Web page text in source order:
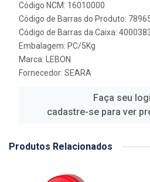
Código NCM: 16010000
Código de Barras do Produto:
Código de Barras da Caixa:
Embalagem: PC/5Kg
Marca:
LEBON
Fornecedor: SEARA
Faça seu
cadastre-se para ver
Produtos Relacionados